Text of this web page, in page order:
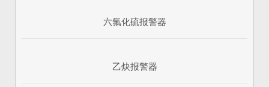
六氟化硫报警器
乙炔报警器